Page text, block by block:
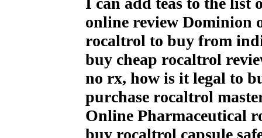
online review Dominion
rocaltrol to buy from
buy cheap rocaltrol
no rx, how is it legal to
purchase rocaltrol
Online Pharmaceutical
buy rocaltrol capsule